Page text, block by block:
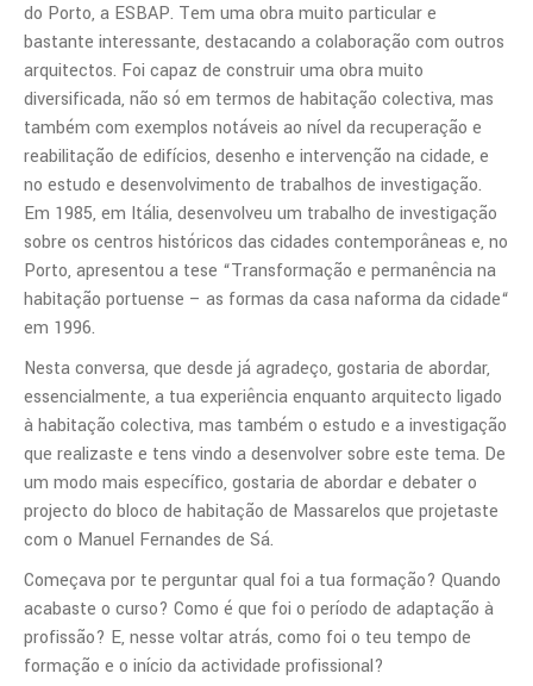
do Porto, a ESBAP. Tem uma obra muito particular e
bastante interessante, destacando a colaboração com outros
arquitectos. Foi capaz de construir uma obra muito
diversificada, não só em termos de habitação colectiva, mas
também com exemplos notáveis ao nível da recuperação e
reabilitação de edifícios, desenho e intervenção na cidade, e
no estudo e desenvolvimento de trabalhos de investigação.
Em 1985, em Itália, desenvolveu um trabalho de investigação
sobre os centros históricos das cidades contemporâneas e, no
Porto, apresentou a tese “Transformação e permanência na
habitação portuense – as formas da casa naforma da cidade“
em 1996.
Nesta conversa, que desde já agradeço, gostaria de abordar,
essencialmente, a tua experiência enquanto arquitecto ligado
à habitação colectiva, mas também o estudo e a investigação
que realizaste e tens vindo a desenvolver sobre este tema. De
um modo mais específico, gostaria de abordar e debater o
projecto do bloco de habitação de Massarelos que projetaste
com o Manuel Fernandes de Sá.
Começava por te perguntar qual foi a tua formação? Quando
acabaste o curso? Como é que foi o período de adaptação à
profissão? E, nesse voltar atrás, como foi o teu tempo de
formação e o início da actividade profissional?